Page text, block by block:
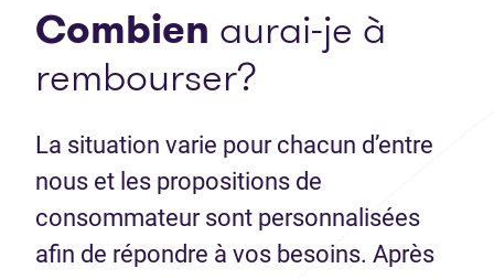
Combien aurai-je à
rembourser?
La situation varie pour chacun d’entre
nous et les propositions de
consommateur sont personnalisées
afin de répondre à vos besoins. Après